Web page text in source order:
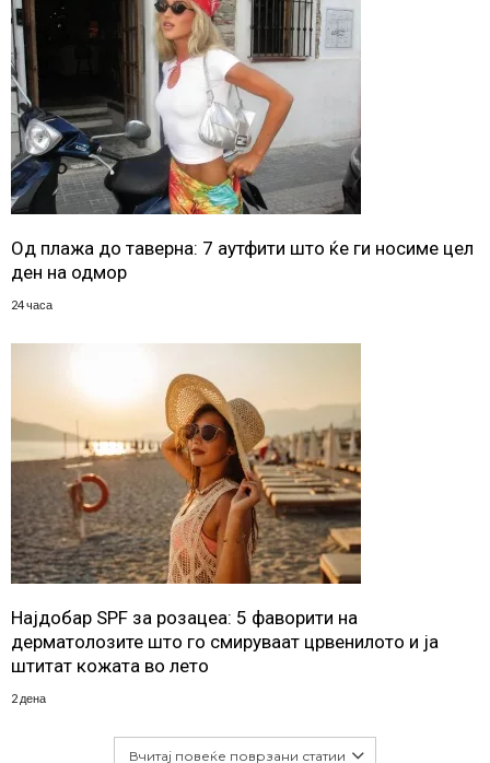
Од плажа до таверна: 7 аутфити што ќе ги носиме цел
ден на одмор
24 часа
Најдобар SPF за розацеа: 5 фаворити на
дерматолозите што го смируваат црвенилото и ја
штитат кожата во лето
2 дена
Вчитај повеќе поврзани статии